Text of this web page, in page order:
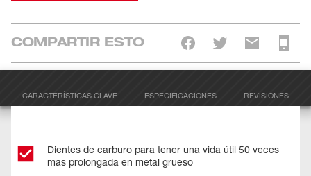
COMPARTIR ESTO
CARACTERÍSTICAS CLAVE ESPECIFICACIONES REVISIONES
Dientes de carburo para tener una vida útil 50 veces
más prolongada en metal grueso